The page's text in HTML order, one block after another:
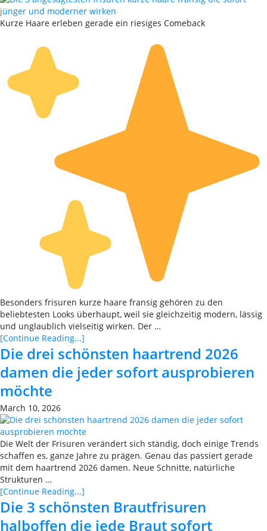
Kurze Haare erleben gerade ein riesiges Comeback
Besonders frisuren kurze haare fransig gehören zu den
beliebtesten Looks überhaupt, weil sie gleichzeitig modern, lässig
und unglaublich vielseitig wirken. Der …
[Continue Reading...]
Die drei schönsten haartrend 2026
damen die jeder sofort ausprobieren
möchte
March 10, 2026
Die Welt der Frisuren verändert sich ständig, doch einige Trends
schaffen es, ganze Jahre zu prägen. Genau das passiert gerade
mit dem haartrend 2026 damen. Neue Schnitte, natürliche
Strukturen …
[Continue Reading...]
Die 3 schönsten Brautfrisuren
halboffen die jede Braut sofort